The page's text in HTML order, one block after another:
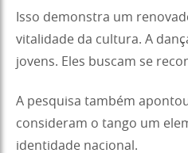
Isso demonstra um
vitalidade da cultura. A
jovens. Eles buscam se
A pesquisa também
consideram o tango um
identidade nacional.